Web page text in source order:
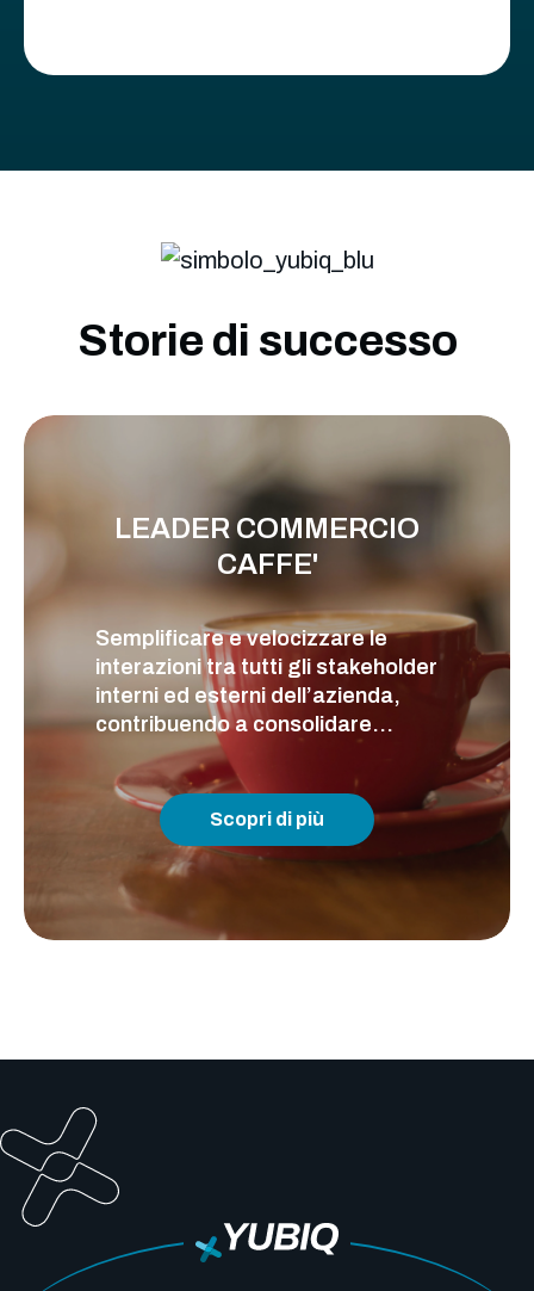
Storie di successo
LEADER COMMERCIO
CAFFE'
Semplificare e velocizzare le
interazioni tra tutti gli stakeholder
interni ed esterni dell’azienda,
contribuendo a consolidare...
Scopri di più